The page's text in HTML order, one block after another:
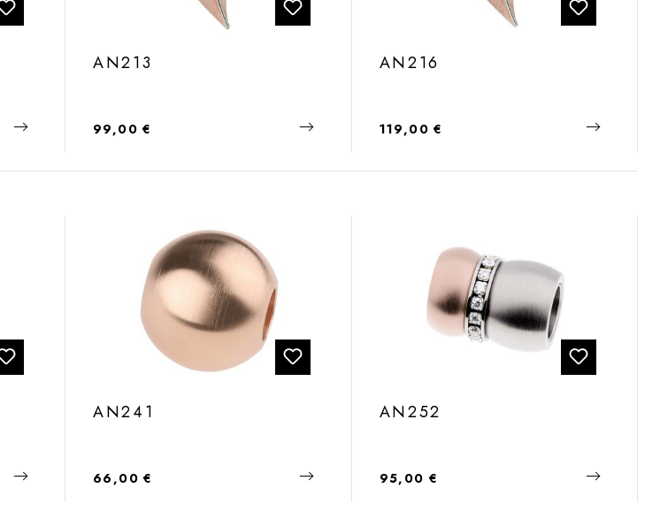
AN213
Regulärer Preis:
99,00 €
AN216
Regulärer Preis:
119,00 €
AN241
Regulärer Preis:
66,00 €
AN252
Regulärer Preis:
95,00 €